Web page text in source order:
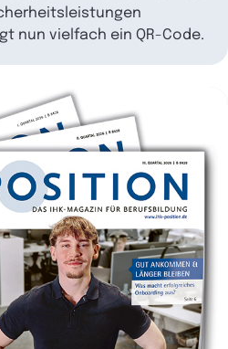
nun vielfach ein QR-Code.